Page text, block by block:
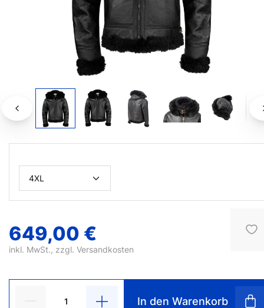
649,00 €
inkl. MwSt., zzgl. Versandkosten
In den Warenkorb